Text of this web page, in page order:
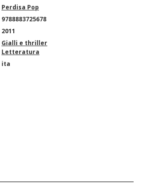
Perdisa Pop
9788883725678
2011
Gialli e thriller
Letteratura
ita